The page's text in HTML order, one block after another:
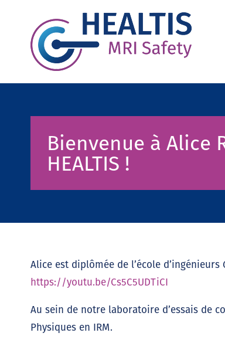
Bienvenue à Alice
HEALTIS !
Alice est diplômée de l’école d’ingénieurs
https://youtu.be/Cs5C5UDTiCI
Au sein de notre laboratoire d’essais de
Physiques en IRM.